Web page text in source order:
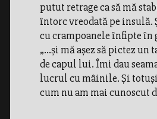
putut retrage ca să mă
întorc vreodată pe insulă.
cu crampoanele înfipte în
„...și mă așez să pictez
de capul lui. Îmi dau
lucrul cu mâinile. Și
cum nu am mai cunoscut